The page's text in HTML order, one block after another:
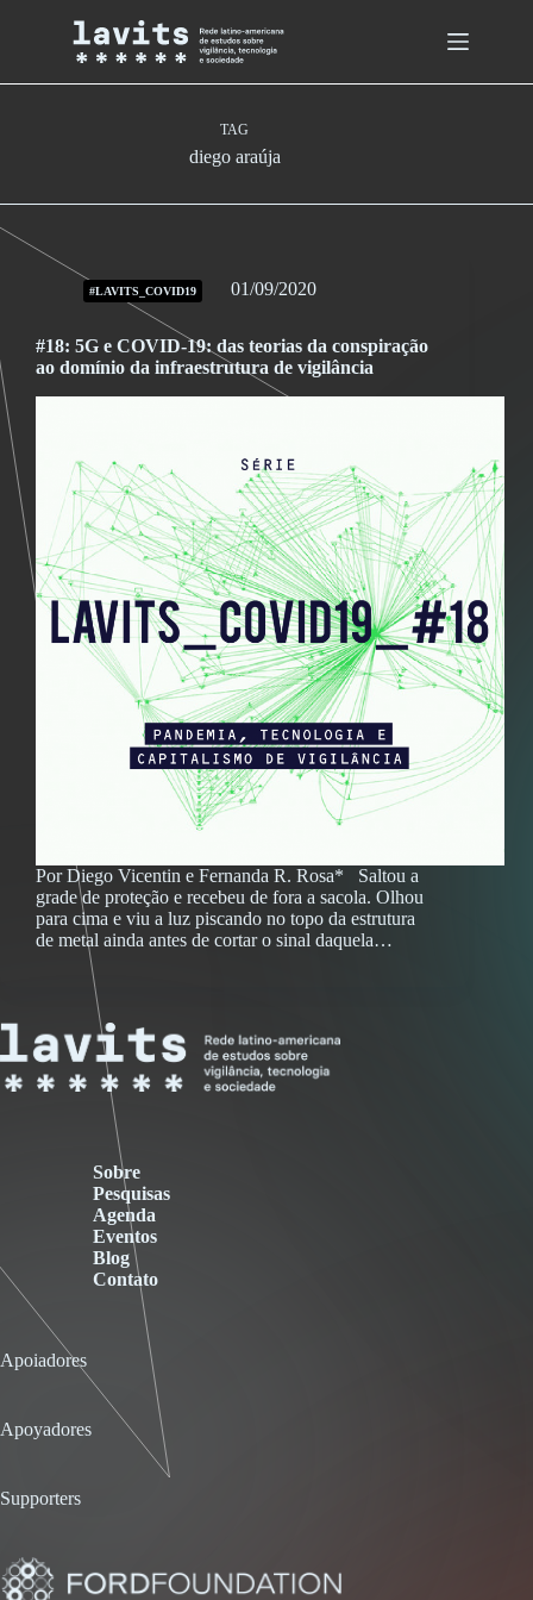
TAG
diego araúja
#LAVITS_COVID19 01/09/2020
#18: 5G e COVID-19: das teorias da conspiração
ao domínio da infraestrutura de vigilância
Por Diego Vicentin e Fernanda R. Rosa* Saltou a
grade de proteção e recebeu de fora a sacola. Olhou
para cima e viu a luz piscando no topo da estrutura
de metal ainda antes de cortar o sinal daquela…
Sobre
Pesquisas
Agenda
Eventos
Blog
Contato
Apoiadores
Apoyadores
Supporters